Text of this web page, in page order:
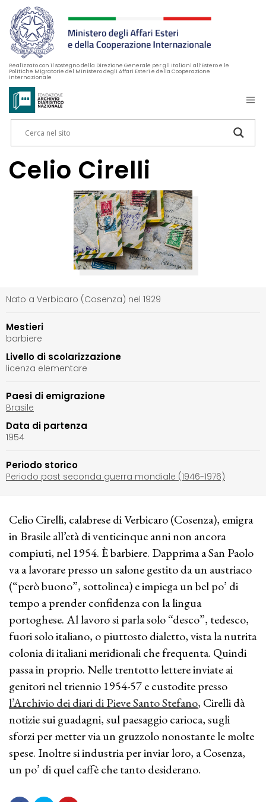
Realizzato con il sostegno della Direzione Generale per gli Italiani all’Estero e le
Politiche Migratorie del Ministero degli Affari Esteri e della Cooperazione
Internazionale
Celio Cirelli
Nato a Verbicaro (Cosenza) nel 1929
Mestieri
barbiere
Livello di scolarizzazione
licenza elementare
Paesi di emigrazione
Brasile
Data di partenza
1954
Periodo storico
Periodo post seconda guerra mondiale (1946-1976)
Celio Cirelli, calabrese di Verbicaro (Cosenza), emigra
in Brasile all’età di venticinque anni non ancora
compiuti, nel 1954. È barbiere. Dapprima a San Paolo
va a lavorare presso un salone gestito da un austriaco
(“però buono”, sottolinea) e impiega un bel po’ di
tempo a prender confidenza con la lingua
portoghese. Al lavoro si parla solo “desco”, tedesco,
fuori solo italiano, o piuttosto dialetto, vista la nutrita
colonia di italiani meridionali che frequenta. Quindi
passa in proprio. Nelle trentotto lettere inviate ai
genitori nel triennio 1954-57 e custodite presso
l’Archivio dei diari di Pieve Santo Stefano, Cirelli dà
notizie sui guadagni, sul paesaggio carioca, sugli
sforzi per metter via un gruzzolo nonostante le molte
spese. Inoltre si industria per inviar loro, a Cosenza,
un po’ di quel caffè che tanto desiderano.